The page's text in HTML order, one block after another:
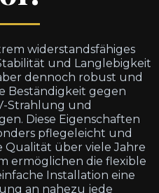
widerstandsfähiges
und Langlebigkeit
dennoch robust und
Beständigkeit gegen
Strahlung und
Diese Eigenschaften
pflegeleicht und
Qualität über viele Jahre
ermöglichen die flexible
Installation eine
an nahezu jede